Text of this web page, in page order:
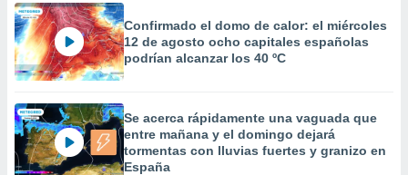
Confirmado el domo de calor: el miércoles
12 de agosto ocho capitales españolas
podrían alcanzar los 40 ºC
Se acerca rápidamente una vaguada que
entre mañana y el domingo dejará
tormentas con lluvias fuertes y granizo en
España